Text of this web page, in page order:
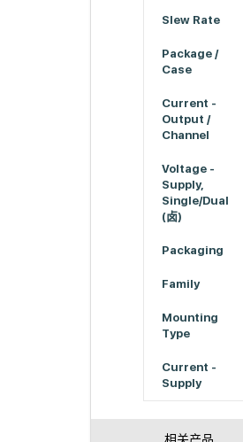
Slew Rate
Package /
Case
Current -
Output /
Channel
Voltage -
Supply,
Single/Dual
(卤)
Packaging
Family
Mounting
Type
Current -
Supply